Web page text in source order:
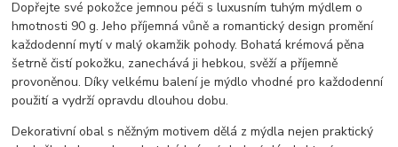
Dopřejte své pokožce jemnou péči s luxusním tuhým mýdlem o
hmotnosti 90 g. Jeho příjemná vůně a romantický design promění
každodenní mytí v malý okamžik pohody. Bohatá krémová pěna
šetrně čistí pokožku, zanechává ji hebkou, svěží a příjemně
provoněnou. Díky velkému balení je mýdlo vhodné pro každodenní
použití a vydrží opravdu dlouhou dobu.
Dekorativní obal s něžným motivem dělá z mýdla nejen praktický